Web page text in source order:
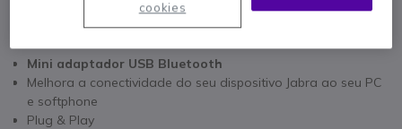
Mini adaptador USB Bluetooth
Melhora a conectividade do seu dispositivo Jabra ao seu PC
e softphone
Plug & Play
cookies